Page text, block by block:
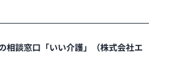
相談窓口「いい介護」（株式会社エ